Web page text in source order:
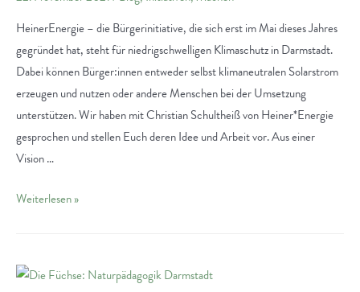
in
der
Natur
unterwegs
HeinerEnergie – die Bürgerinitiative, die sich erst im Mai dieses Jahres
gegründet hat, steht für niedrigschwelligen Klimaschutz in Darmstadt.
Dabei können Bürger:innen entweder selbst klimaneutralen Solarstrom
erzeugen und nutzen oder andere Menschen bei der Umsetzung
unterstützen. Wir haben mit Christian Schultheiß von Heiner*Energie
gesprochen und stellen Euch deren Idee und Arbeit vor. Aus einer
Vision …
HeinerEnergie
made
Weiterlesen »